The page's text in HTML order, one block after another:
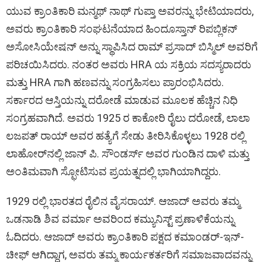
ಯುವ ಕ್ರಾಂತಿಕಾರಿ ಮನ್ಮಥ್ ನಾಥ್ ಗುಪ್ತಾ ಅವರನ್ನು ಭೇಟಿಯಾದರು,
ಅವರು ಕ್ರಾಂತಿಕಾರಿ ಸಂಘಟನೆಯಾದ ಹಿಂದೂಸ್ತಾನ್ ರಿಪಬ್ಲಿಕನ್
ಅಸೋಸಿಯೇಷನ್ ​​ಅನ್ನು ಸ್ಥಾಪಿಸಿದ ರಾಮ್ ಪ್ರಸಾದ್ ಬಿಸ್ಮಿಲ್ ಅವರಿಗೆ
ಪರಿಚಯಿಸಿದರು. ನಂತರ ಅವರು HRA ಯ ಸಕ್ರಿಯ ಸದಸ್ಯರಾದರು
ಮತ್ತು HRA ಗಾಗಿ ಹಣವನ್ನು ಸಂಗ್ರಹಿಸಲು ಪ್ರಾರಂಭಿಸಿದರು.
ಸರ್ಕಾರದ ಆಸ್ತಿಯನ್ನು ದರೋಡೆ ಮಾಡುವ ಮೂಲಕ ಹೆಚ್ಚಿನ ನಿಧಿ
ಸಂಗ್ರಹವಾಗಿದೆ. ಅವರು 1925 ರ ಕಾಕೋರಿ ರೈಲು ದರೋಡೆ, ಲಾಲಾ
ಲಜಪತ್ ರಾಯ್ ಅವರ ಹತ್ಯೆಗೆ ಸೇಡು ತೀರಿಸಿಕೊಳ್ಳಲು 1928 ರಲ್ಲಿ
ಲಾಹೋರ್‌ನಲ್ಲಿ ಜಾನ್ ಪಿ. ಸೌಂಡರ್ಸ್ ಅವರ ಗುಂಡಿನ ದಾಳಿ ಮತ್ತು
ಅಂತಿಮವಾಗಿ ಸ್ಫೋಟಿಸುವ ಪ್ರಯತ್ನದಲ್ಲಿ ಭಾಗಿಯಾಗಿದ್ದರು.
1929 ರಲ್ಲಿ ಭಾರತದ ರೈಲಿನ ವೈಸರಾಯ್. ಆಜಾದ್ ಅವರು ತಮ್ಮ
ಒಡನಾಡಿ ಶಿವ ವರ್ಮಾ ಅವರಿಂದ ಕಮ್ಯುನಿಸ್ಟ್ ಪ್ರಣಾಳಿಕೆಯನ್ನು
ಓದಿದರು. ಆಜಾದ್ ಅವರು ಕ್ರಾಂತಿಕಾರಿ ಪಕ್ಷದ ಕಮಾಂಡರ್-ಇನ್-
ಚೀಫ್ ಆಗಿದ್ದಾಗ, ಅವರು ತಮ್ಮ ಕಾರ್ಯಕರ್ತರಿಗೆ ಸಮಾಜವಾದವನ್ನು